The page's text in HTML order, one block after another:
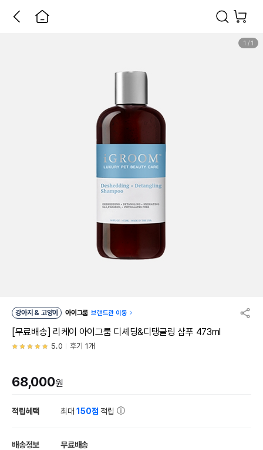
1 / 1
강아지 & 고양이 아이그룸 브랜드관 이동
[무료배송] 리케이 아이그룸 디셰딩&디탱글링 샴푸 473ml
5.0 후기 1개
68,000원
적립혜택 최대150점 적립
배송정보 무료배송